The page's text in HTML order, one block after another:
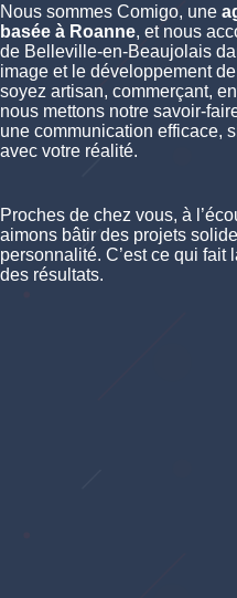
Nous sommes Comigo, une
basée à Roanne, et nous
de Belleville-en-Beaujolais
image et le développement
soyez artisan, commerçant,
nous mettons notre savoir-
une communication efficace,
avec votre réalité.
Proches de chez vous, à
aimons bâtir des projets
personnalité. C’est ce qui
des résultats.